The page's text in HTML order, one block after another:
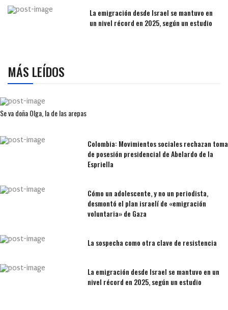
La emigración desde Israel se mantuvo en
un nivel récord en 2025, según un estudio
MÁS LEÍDOS
Se va doña Olga, la de las arepas
Colombia: Movimientos sociales rechazan toma
de posesión presidencial de Abelardo de la
Espriella
Cómo un adolescente, y no un periodista,
desmontó el plan israelí de «emigración
voluntaria» de Gaza
La sospecha como otra clave de resistencia
La emigración desde Israel se mantuvo en un
nivel récord en 2025, según un estudio